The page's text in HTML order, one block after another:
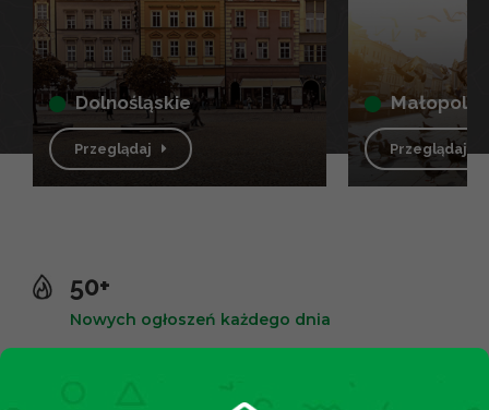
dolnośląskie
Przeglądaj Przeglądaj
50+
Nowych ogłoszeń każdego dnia